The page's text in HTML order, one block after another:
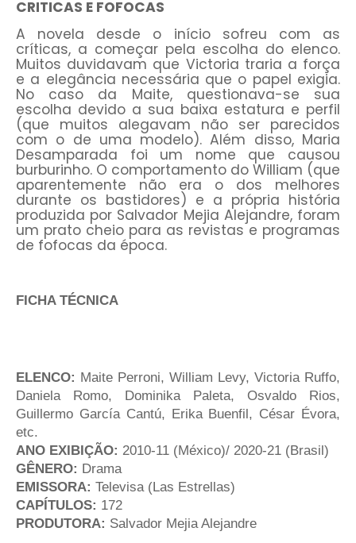
CRITICAS E FOFOCAS
A novela desde o início sofreu com as
críticas, a começar pela escolha do elenco.
Muitos duvidavam que Victoria traria a força
e a elegância necessária que o papel exigia.
No caso da Maite, questionava-se sua
escolha devido a sua baixa estatura e perfil
(que muitos alegavam não ser parecidos
com o de uma modelo). Além disso, Maria
Desamparada foi um nome que causou
burburinho. O comportamento do William (que
aparentemente não era o dos melhores
durante os bastidores) e a própria história
produzida por Salvador Mejia Alejandre, foram
um prato cheio para as revistas e programas
de fofocas da época.
FICHA TÉCNICA
ELENCO: Maite Perroni, William Levy, Victoria Ruffo,
Daniela Romo, Dominika Paleta, Osvaldo Rios,
Guillermo García Cantú, Erika Buenfil, César Évora,
etc.
ANO EXIBIÇÃO: 2010-11 (México)/ 2020-21 (Brasil)
GÊNERO: Drama
EMISSORA: Televisa (Las Estrellas)
CAPÍTULOS: 172
PRODUTORA: Salvador Mejia Alejandre